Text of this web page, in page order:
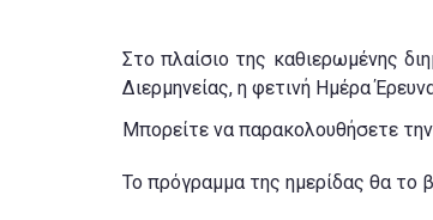
Στο πλαίσιο της καθιερωμένης
Διερμηνείας, η φετινή Ημέρα
Μπορείτε να παρακολουθήσετε
Το πρόγραμμα της ημερίδας θα το